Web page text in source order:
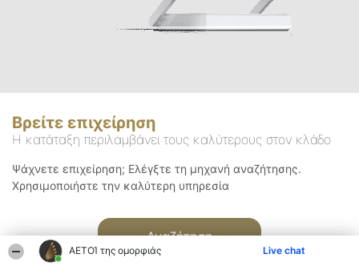
ΑΕΤΟΊ της ομορφιάς Live chat
Βρείτε επιχείρηση
Η κατάταξη περιλαμβάνει τους καλύτερους στον κλάδο
Ψάχνετε επιχείρηση; Ελέγξτε τη μηχανή αναζήτησης.
Χρησιμοποιήστε την καλύτερη υπηρεσία
Αναζήτηση